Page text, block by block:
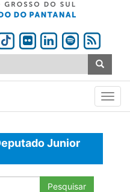
Junior
Pesquisar